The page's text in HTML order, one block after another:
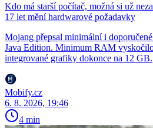
Kdo má starší počítač, možná si už
17 let mění hardwarové požadavky
Mojang přepsal minimální i
Java Edition. Minimum RAM
integrované grafiky dokonce na 12 GB.
Mobify.cz
6. 8. 2026, 19:46
4 min